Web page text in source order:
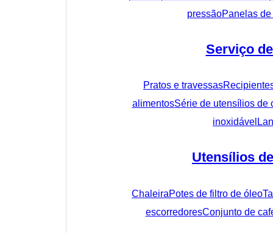
pressãoPanelas
Serviço
Pratos e travessas
alimentosSérie de utensílios de
inoxidável
Utensílios
ChaleiraPotes de filtro de óleo
escorredoresConjunto de